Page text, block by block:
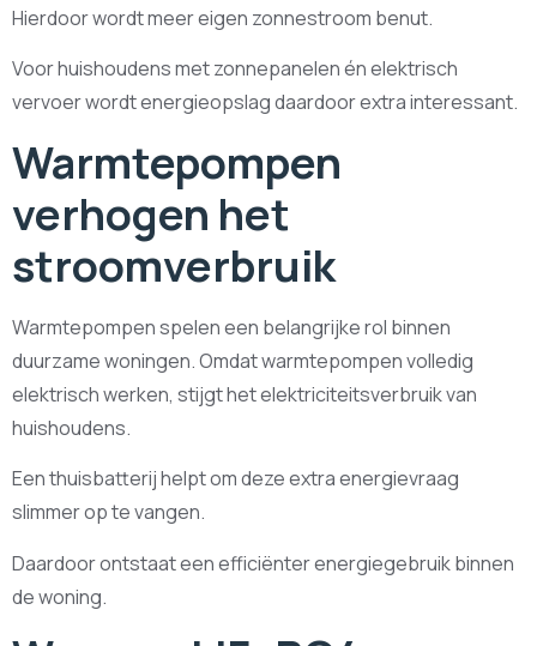
Hierdoor wordt meer eigen zonnestroom benut.
Voor huishoudens met zonnepanelen én elektrisch
vervoer wordt energieopslag daardoor extra interessant.
Warmtepompen
verhogen het
stroomverbruik
Warmtepompen spelen een belangrijke rol binnen
duurzame woningen. Omdat warmtepompen volledig
elektrisch werken, stijgt het elektriciteitsverbruik van
huishoudens.
Een thuisbatterij helpt om deze extra energievraag
slimmer op te vangen.
Daardoor ontstaat een efficiënter energiegebruik binnen
de woning.